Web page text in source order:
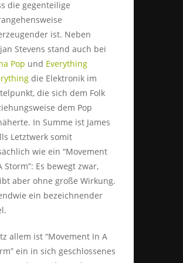
die gegenteilige
ist. Neben
Stevens stand auch bei
Pop und Everything
die Elektronik im
die sich dem Folk
dem Pop
In Summe ist James
Letztwerk somit
wie ein “Movement
Storm”: Es bewegt zwar,
aber ohne große Wirkung.
ein bezeichnender
allem ist “Movement In A
ein in sich geschlossenes